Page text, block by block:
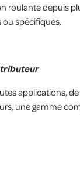
roulante depuis
spécifiques,
applications,
une gamme